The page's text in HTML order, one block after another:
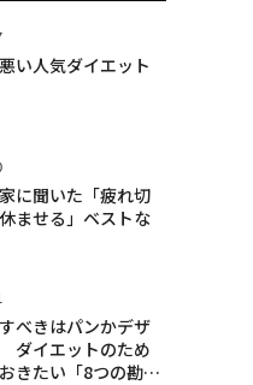
い人気ダイエット
に聞いた「疲れ切
ませる」ベストな
べきはパンかデザ
ダイエットのため
きたい「8つの勘違